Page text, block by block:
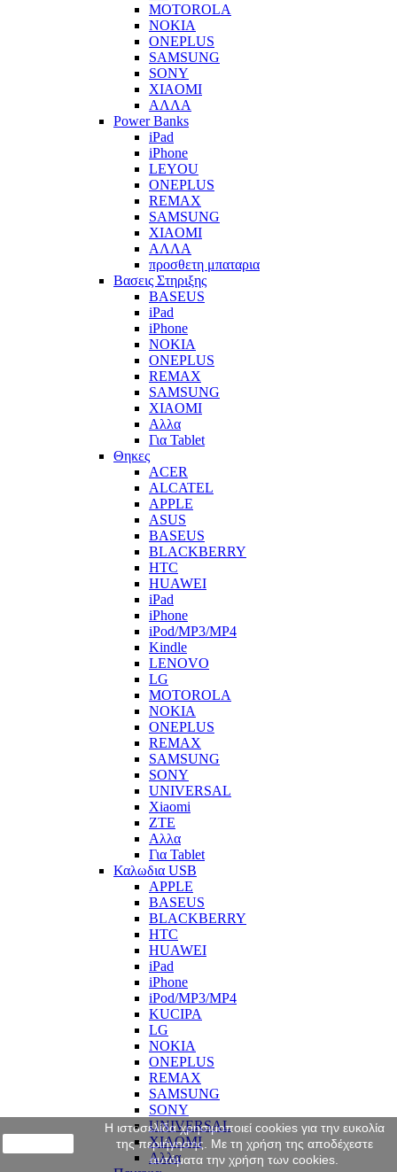
MOTOROLA
NOKIA
ONEPLUS
SAMSUNG
SONY
XIAOMI
ΑΛΛΑ
Power Banks
iPad
iPhone
LEYOU
ONEPLUS
REMAX
SAMSUNG
XIAOMI
ΑΛΛΑ
προσθετη μπαταρια
Βασεις Στηριξης
BASEUS
iPad
iPhone
NOKIA
ONEPLUS
REMAX
SAMSUNG
XIAOMI
Αλλα
Για Tablet
Θηκες
ACER
ALCATEL
APPLE
ASUS
BASEUS
BLACKBERRY
HTC
HUAWEI
iPad
iPhone
iPod/MP3/MP4
Kindle
LENOVO
LG
MOTOROLA
NOKIA
ONEPLUS
REMAX
SAMSUNG
SONY
UNIVERSAL
Xiaomi
ZTE
Αλλα
Για Tablet
Καλωδια USB
APPLE
BASEUS
BLACKBERRY
HTC
HUAWEI
iPad
iPhone
iPod/MP3/MP4
KUCIPA
LG
NOKIA
ONEPLUS
REMAX
SAMSUNG
SONY
UNIVERSAL
XIAOMI
Αλλα
Η ιστοσελίδα χρησιμοποιεί cookies για την ευκολία
της περιήγησης. Με τη χρήση της αποδέχεστε
αυτόματα την χρήση των cookies.